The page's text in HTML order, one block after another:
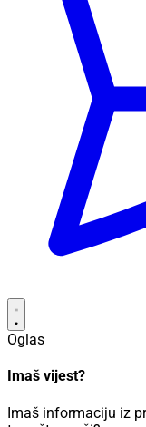
Oglas
Imaš vijest?
Imaš informaciju iz